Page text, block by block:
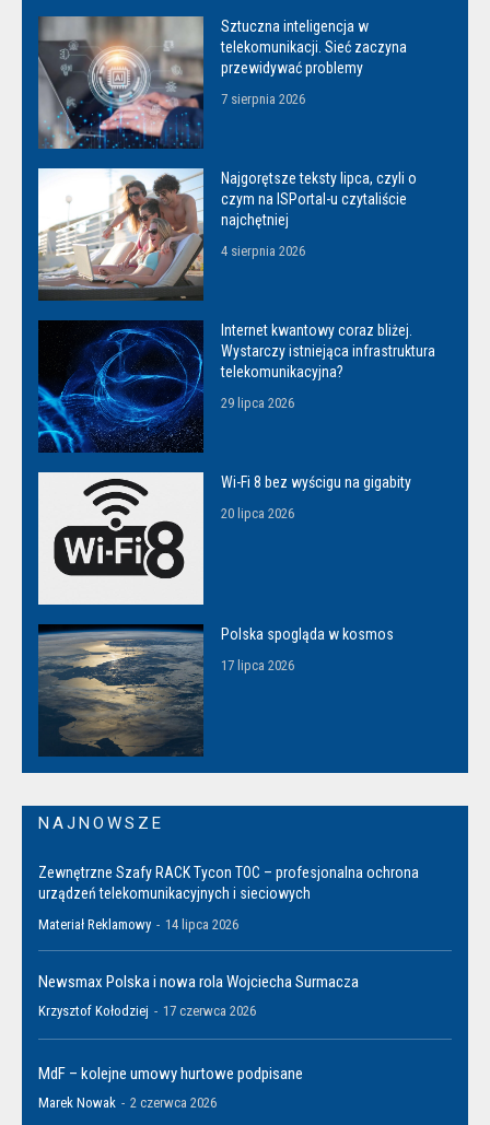
Sztuczna inteligencja w
telekomunikacji. Sieć zaczyna
przewidywać problemy
7 sierpnia 2026
Najgorętsze teksty lipca, czyli o
czym na ISPortal-u czytaliście
najchętniej
4 sierpnia 2026
Internet kwantowy coraz bliżej.
Wystarczy istniejąca infrastruktura
telekomunikacyjna?
29 lipca 2026
Wi-Fi 8 bez wyścigu na gigabity
20 lipca 2026
Polska spogląda w kosmos
17 lipca 2026
NAJNOWSZE
Zewnętrzne Szafy RACK Tycon TOC – profesjonalna ochrona
urządzeń telekomunikacyjnych i sieciowych
Materiał Reklamowy - 14 lipca 2026
Newsmax Polska i nowa rola Wojciecha Surmacza
Krzysztof Kołodziej - 17 czerwca 2026
MdF – kolejne umowy hurtowe podpisane
Marek Nowak - 2 czerwca 2026